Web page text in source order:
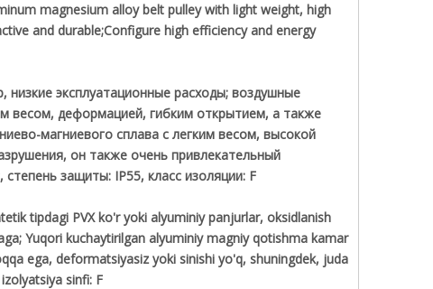
magnesium alloy belt pulley with light weight, high
and durable;Configure high efficiency and energy
эксплуатационные расходы; воздушные
весом, деформацией, гибким открытием, а также
магниевого сплава с легким весом, высокой
он также очень привлекательный
защиты: IP55, класс изоляции: F
tipdagi PVX ko'r yoki alyuminiy panjurlar, oksidlanish
Yuqori kuchaytirilgan alyuminiy magniy qotishma kamar
ega, deformatsiyasiz yoki sinishi yo'q, shuningdek, juda
sinfi: F